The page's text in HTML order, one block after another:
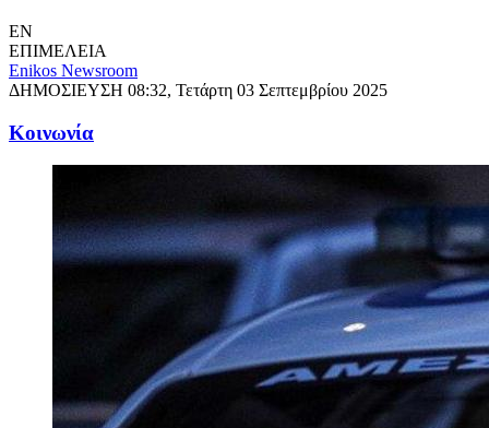
EN
ΕΠΙΜΕΛΕΙΑ
Enikos Newsroom
ΔΗΜΟΣΙΕΥΣΗ 08:32, Τετάρτη 03 Σεπτεμβρίου 2025
Κοινωνία